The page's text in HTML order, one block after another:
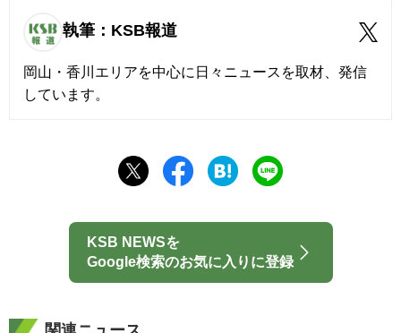
執筆：KSB報道
岡山・香川エリアを中心に日々ニュースを取材、発信
しています。
KSB NEWSを
Google検索のお気に入りに登録